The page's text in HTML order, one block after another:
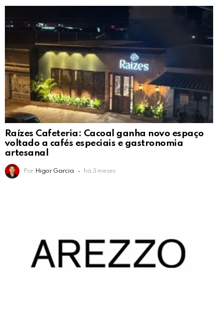
Raízes Cafeteria: Cacoal ganha novo espaço
voltado a cafés especiais e gastronomia
artesanal
Por Higor Garcia há 3 meses